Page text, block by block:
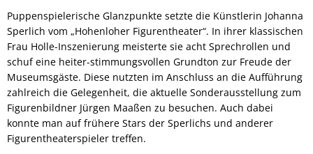
Puppenspielerische Glanzpunkte setzte die Künstlerin Johanna
Sperlich vom „Hohenloher Figurentheater“. In ihrer klassischen
Frau Holle-Inszenierung meisterte sie acht Sprechrollen und
schuf eine heiter-stimmungsvollen Grundton zur Freude der
Museumsgäste. Diese nutzten im Anschluss an die Aufführung
zahlreich die Gelegenheit, die aktuelle Sonderausstellung zum
Figurenbildner Jürgen Maaßen zu besuchen. Auch dabei
konnte man auf frühere Stars der Sperlichs und anderer
Figurentheaterspieler treffen.